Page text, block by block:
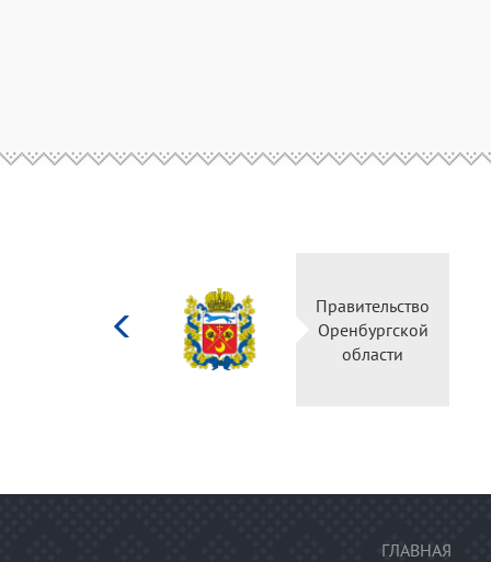
Правительство
Оренбургской
области
ГЛАВНАЯ